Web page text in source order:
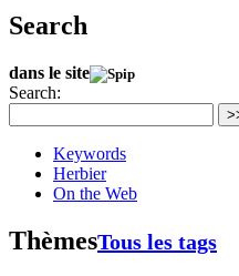
Search
dans le site
Search:
Keywords
Herbier
On the Web
ThèmesTous les tags